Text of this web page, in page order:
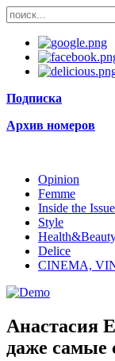
Подписка
Архив номеров
Opinion
Femme
Inside the Issue
Style
Delice
CINEMA,
Анастасия
даже самые